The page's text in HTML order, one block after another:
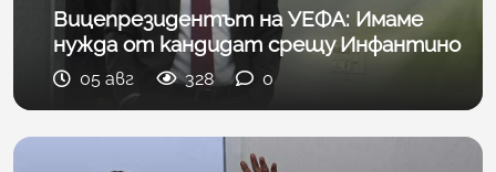
Вицепрезидентът на УЕФА: Имаме
нужда от кандидат срещу Инфантино
05 авг 328 0